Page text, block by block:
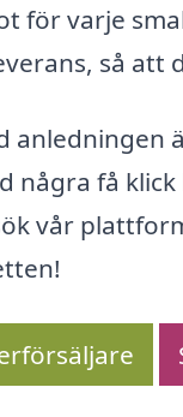
för varje
så att
anledningen
några få
vår